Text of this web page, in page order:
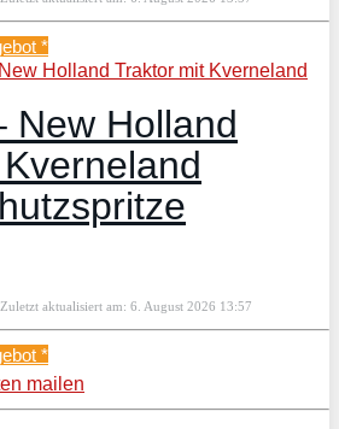
*
New Holland
Zuletzt aktualisiert am: 6. August 2026 13:57
*
mailen